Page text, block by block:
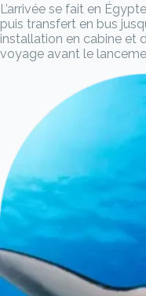
L’arrivée se fait en
puis transfert en bus
installation en cabine et
voyage avant le